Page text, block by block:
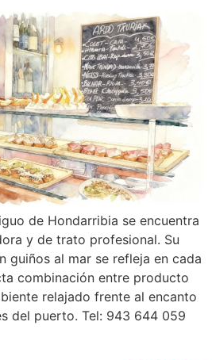
de Hondarribia se encuentra
y de trato profesional. Su
guiños al mar se refleja en cada
combinación entre producto
relajado frente al encanto
del puerto. Tel: 943 644 059